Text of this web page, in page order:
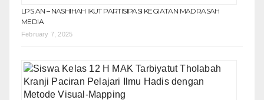
LPS AN – NASHIHAH IKUT PARTISIPASI KEGIATAN MADRASAH
MEDIA
February 7, 2025